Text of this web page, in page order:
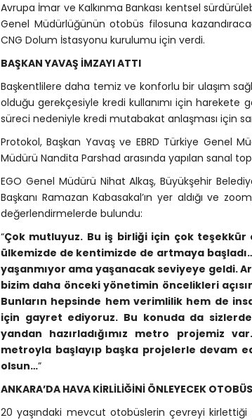
Avrupa İmar ve Kalkınma Bankası kentsel
Genel Müdürlüğünün otobüs filosuna
CNG Dolum İstasyonu kurulumu için verdi.
BAŞKAN YAVAŞ İMZAYI ATTI
Başkentlilere daha temiz ve konforlu bir ulaşım
olduğu gerekçesiyle kredi kullanımı için harekete
süreci nedeniyle kredi mutabakat anlaşması için
Protokol, Başkan Yavaş ve EBRD Türkiye Genel
Müdürü Nandita Parshad arasında yapılan sanal
EGO Genel Müdürü Nihat Alkaş, Büyükşehir
Başkanı Ramazan Kabasakal’ın yer aldığı ve
değerlendirmelerde bulundu:
“Çok mutluyuz. Bu iş birliği için çok
ülkemizde de kentimizde de artmaya
yaşanmıyor ama yaşanacak seviyeye geldi.
bizim daha önceki yönetimin öncelikleri
Bunların hepsinde hem verimlilik hem de
için gayret ediyoruz. Bu konuda da
yandan hazırladığımız metro projemiz
metroyla başlayıp başka projelerle devam
olsun…”
ANKARA’DA HAVA KİRLİLİĞİNİ ÖNLEYECEK
20 yaşındaki mevcut otobüslerin çevreyi kirlettiği